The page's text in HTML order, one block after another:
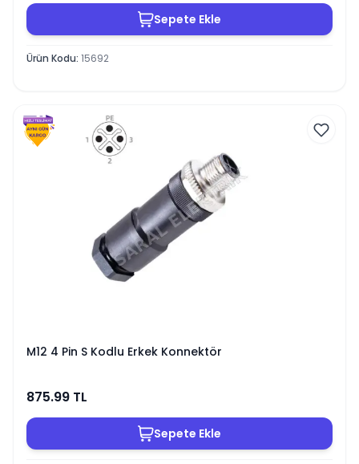
Sepete Ekle
Ürün Kodu: 15692
M12 4 Pin S Kodlu Erkek Konnektör
875.99 TL
Sepete Ekle